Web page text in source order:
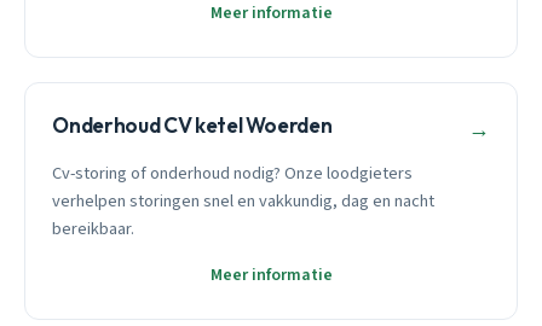
Meer informatie
Onderhoud CV ketel Woerden →
Cv-storing of onderhoud nodig? Onze loodgieters
verhelpen storingen snel en vakkundig, dag en nacht
bereikbaar.
Meer informatie